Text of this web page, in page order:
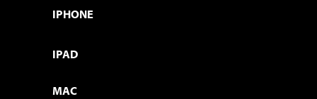
IPHONE
IPAD
MAC